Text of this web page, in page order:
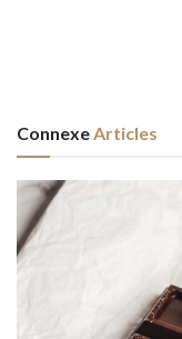
ConnexeArticles